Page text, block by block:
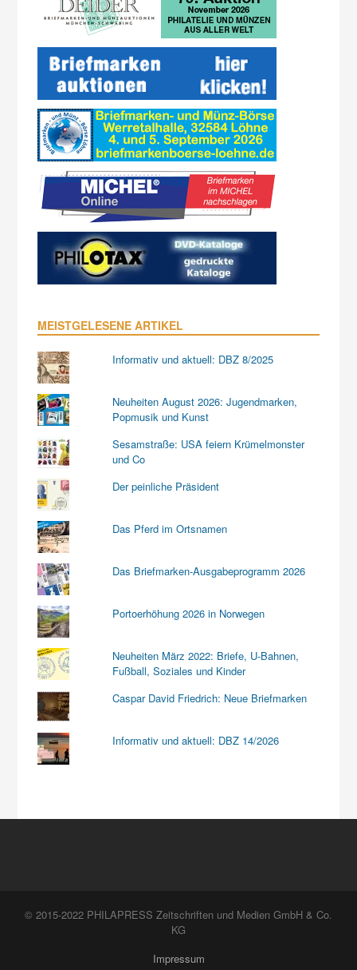
MEISTGELESENE ARTIKEL
Informativ und aktuell: DBZ 8/2025
Neuheiten August 2026: Jugendmarken,
Popmusik und Kunst
Sesamstraße: USA feiern Krümelmonster
und Co
Der peinliche Präsident
Das Pferd im Ortsnamen
Das Briefmarken-Ausgabeprogramm 2026
Portoerhöhung 2026 in Norwegen
Neuheiten März 2022: Briefe, U-Bahnen,
Fußball, Soziales und Kinder
Caspar David Friedrich: Neue Briefmarken
Informativ und aktuell: DBZ 14/2026
© 2015-2022 PHILAPRESS Zeitschriften und Medien GmbH & Co.
KG
Impressum